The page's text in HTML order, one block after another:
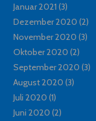
Januar 2021 (3)
Dezember 2020 (2)
November 2020 (3)
Oktober 2020 (2)
September 2020 (3)
August 2020 (3)
Juli 2020 (1)
Juni 2020 (2)